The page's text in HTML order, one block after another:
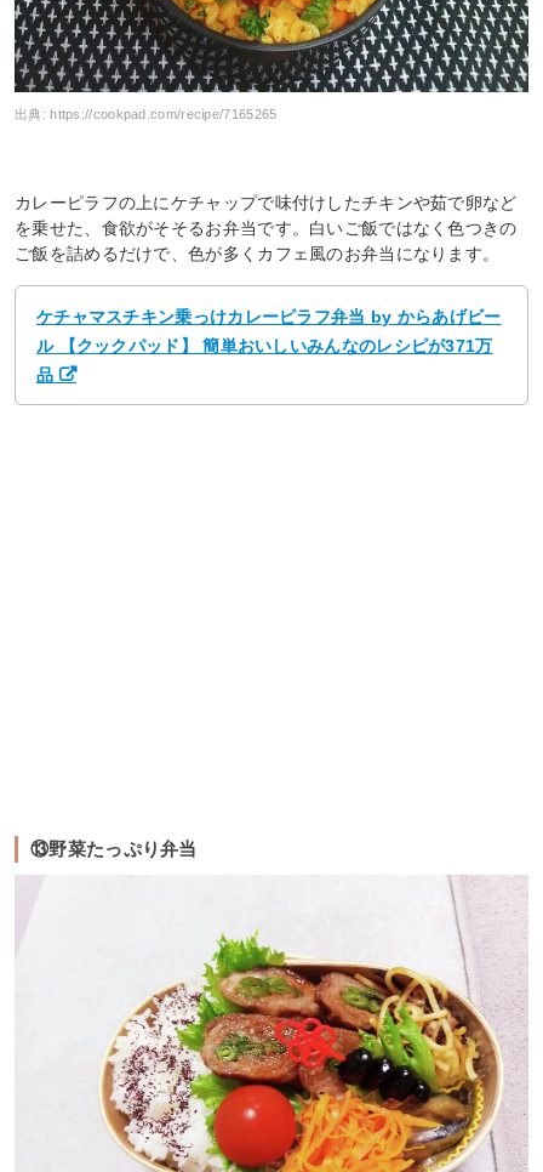
出典:https://cookpad.com/recipe/7165265
カレーピラフの上にケチャップで味付けしたチキンや茹で卵など
を乗せた、食欲がそそるお弁当です。白いご飯ではなく色つきの
ご飯を詰めるだけで、色が多くカフェ風のお弁当になります。
ケチャマスチキン乗っけカレーピラフ弁当 by からあげビー
ル 【クックパッド】 簡単おいしいみんなのレシピが371万
品
⑬野菜たっぷり弁当